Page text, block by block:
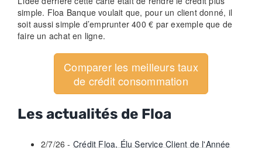
simple. Floa Banque voulait que, pour un client donné, il
soit aussi simple d’emprunter 400 € par exemple que de
faire un achat en ligne.
Comparer les meilleurs taux
de crédit consommation
Les actualités de Floa
2/7/26 - Crédit Floa, Élu Service Client de l'Année